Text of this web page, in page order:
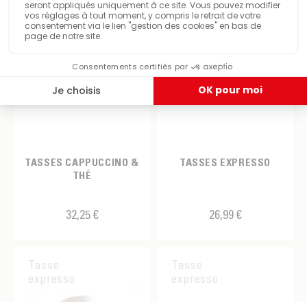
TASSES CAPPUCCINO &
THÉ
32,25 €
TASSES EXPRESSO
26,99 €
Tasse
expresso
Tasse
expresso